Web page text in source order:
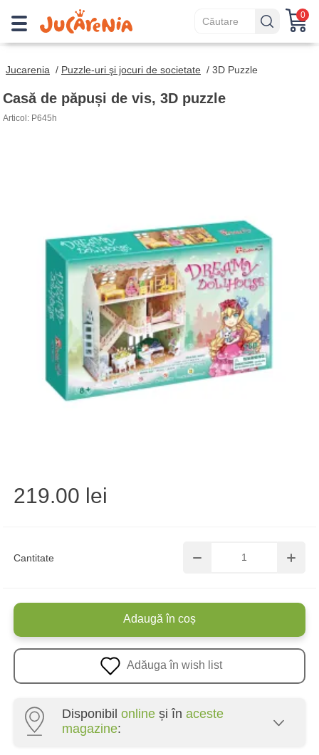
0
Jucarenia / Puzzle-uri şi jocuri de societate / 3D Puzzle
Casă de păpuși de vis, 3D puzzle
Articol: P645h
Cantitate
219.00 lei
Adaugă în coș
Adăuga în wish list
Disponibil online și în aceste
magazine: